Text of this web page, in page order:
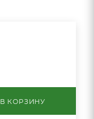
В КОРЗИНУ